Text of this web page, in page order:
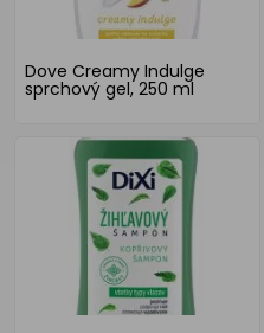
Dove Creamy Indulge
sprchový gel, 250 ml